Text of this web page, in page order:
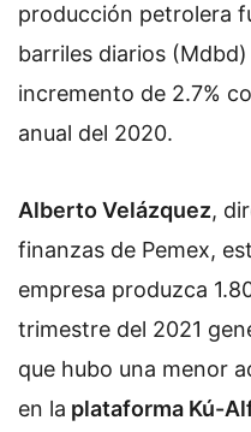
producción petrolera
barriles diarios
incremento de 2.7%
anual del 2020.
Alberto Velázquez,
finanzas de Pemex,
empresa produzca
trimestre del 2021
que hubo una menor
en la plataforma Kú-